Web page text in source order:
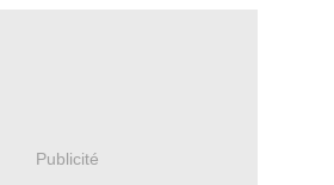
Publicité